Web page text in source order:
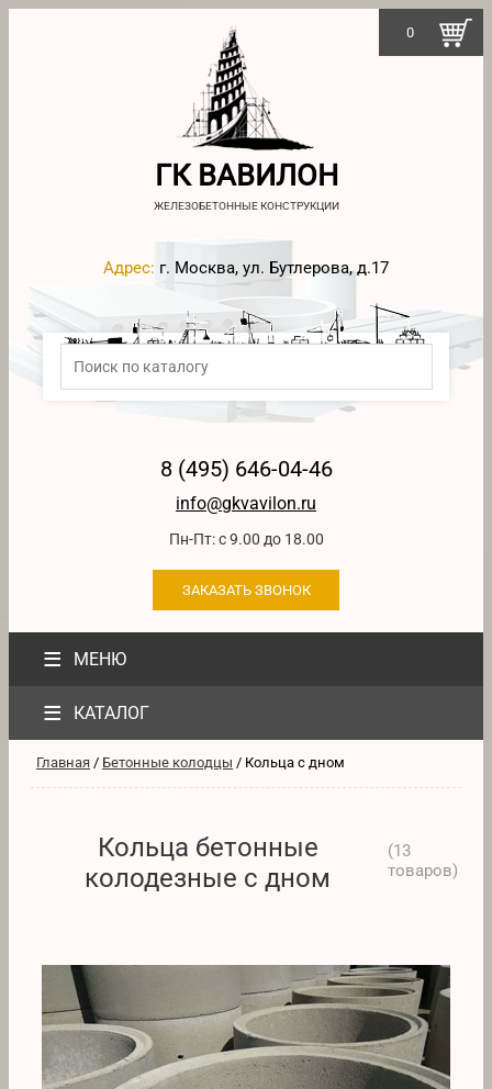
ГК ВАВИЛОН
ЖЕЛЕЗОБЕТОННЫЕ КОНСТРУКЦИИ
Адрес: г. Москва, ул. Бутлерова, д.17
8 (495) 646-04-46
info@gkvavilon.ru
Пн-Пт: с 9.00 до 18.00
ЗАКАЗАТЬ ЗВОНОК
≡ МЕНЮ
0
≡ КАТАЛОГ
Главная / Бетонные колодцы / Кольца с дном
Кольца бетонные
колодезные с дном
(13
товаров)